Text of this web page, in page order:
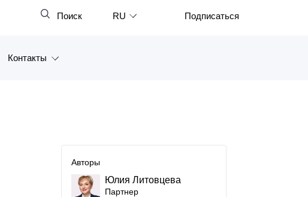
Закрыть
Поиск RU
Français
Подписаться
Контакты
Авторы
Юлия Литовцева
Партнер